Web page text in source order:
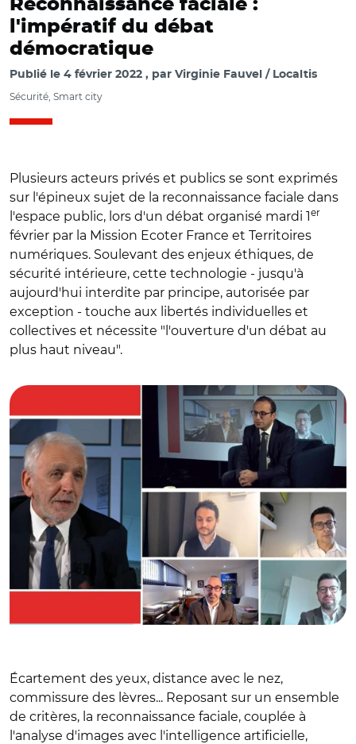
Reconnaissance faciale :
l'impératif du débat
démocratique
Publié le 4 février 2022 par Virginie Fauvel / Localtis
Sécurité, Smart city
Plusieurs acteurs privés et publics se sont exprimés
sur l'épineux sujet de la reconnaissance faciale dans
l'espace public, lors d'un débat organisé mardi 1er
février par la Mission Ecoter France et Territoires
numériques. Soulevant des enjeux éthiques, de
sécurité intérieure, cette technologie - jusqu'à
aujourd'hui interdite par principe, autorisée par
exception - touche aux libertés individuelles et
collectives et nécessite "l'ouverture d'un débat au
plus haut niveau".
© Capture vidéo de la visioconférence : "La reconnaissance
Écartement des yeux, distance avec le nez,
commissure des lèvres... Reposant sur un ensemble
de critères, la reconnaissance faciale, couplée à
l'analyse d'images avec l'intelligence artificielle,